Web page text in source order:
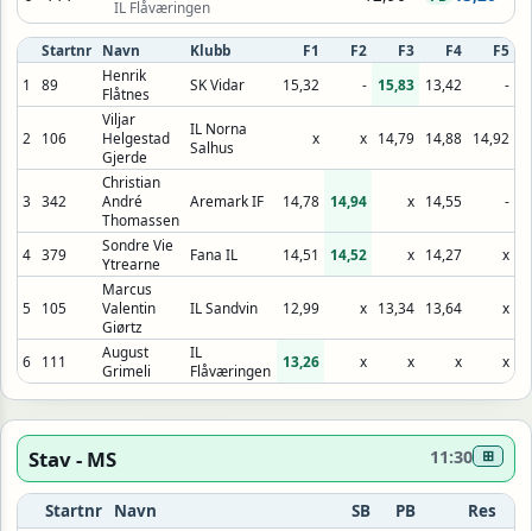
IL Flåværingen
Startnr Navn Klubb F1 F2 F3 F4
F5
1
89
Henrik
Flåtnes
SK Vidar 15,32 - 15,83 13,42 -
2 106
Viljar
Helgestad
Gjerde
IL Norna
Salhus
x x 14,79 14,88 14,92
3 342
Christian
André
Thomassen
Aremark IF 14,78 14,94 x 14,55 -
4 379
Sondre Vie
Ytrearne
Fana IL 14,51 14,52 x 14,27 x
5 105
Marcus
Valentin
Giørtz
IL Sandvin 12,99 x 13,34 13,64 x
6 111
August
Grimeli
IL
Flåværingen
13,26 x x x x
Stav - MS 11:30 ⊞
Startnr Navn SB PB Res